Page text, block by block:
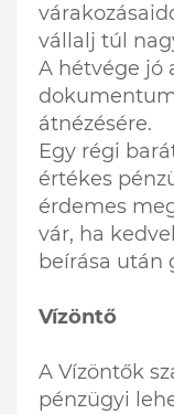
vállalj túl
A hétvége jó
átnézésére.
Egy régi
értékes
érdemes
vár, ha
beírása után
Vízöntő
A Vízöntők
pénzügyi